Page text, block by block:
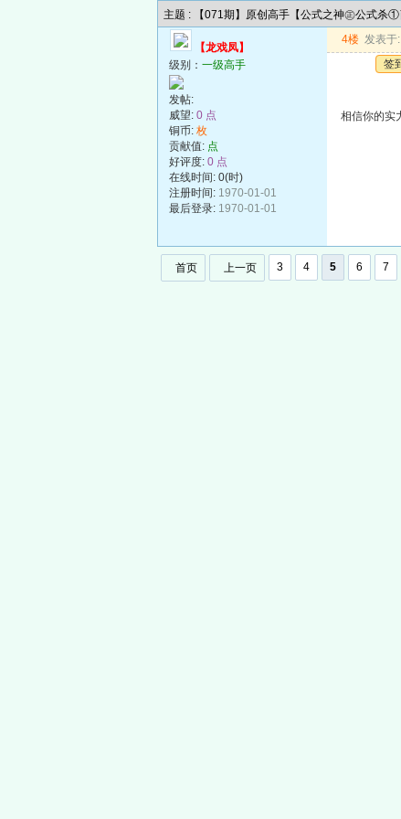
主题 : 【071期】原创高手【公式之神㊣公式杀
【龙戏凤】
级别： 一级高手
发帖:
威望: 0 点
铜币: 枚
贡献值: 点
好评度: 0 点
在线时间: 0(时)
注册时间: 1970-01-01
最后登录: 1970-01-01
4楼 发表于
签
相信你的实
首页 上一页 3 4 5 6 7